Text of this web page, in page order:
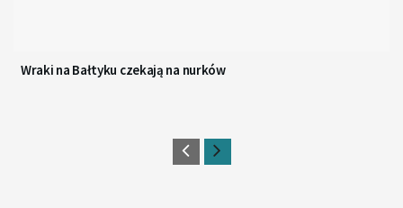
Wraki na Bałtyku czekają na nurków